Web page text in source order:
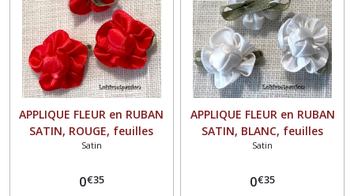
APPLIQUE FLEUR en RUBAN
SATIN, ROUGE, feuilles
vertes ** 25 mm ** à
l'unité - F01
Satin
0€35
APPLIQUE FLEUR en RUBAN
SATIN, BLANC, feuilles
vertes ** 25 mm ** à
l'unité - F01
Satin
0€35